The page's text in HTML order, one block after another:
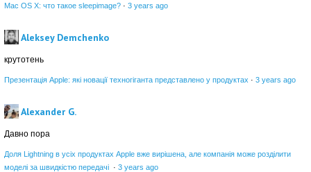
Mac OS X: что такое sleepimage? · 3 years ago
Aleksey Demchenko
крутотень
Презентація Apple: які новації техногіганта представлено у продуктах · 3 years ago
Alexander G.
Давно пора
Доля Lightning в усіх продуктах Apple вже вирішена, але компанія може розділити
моделі за швидкістю передачі · 3 years ago